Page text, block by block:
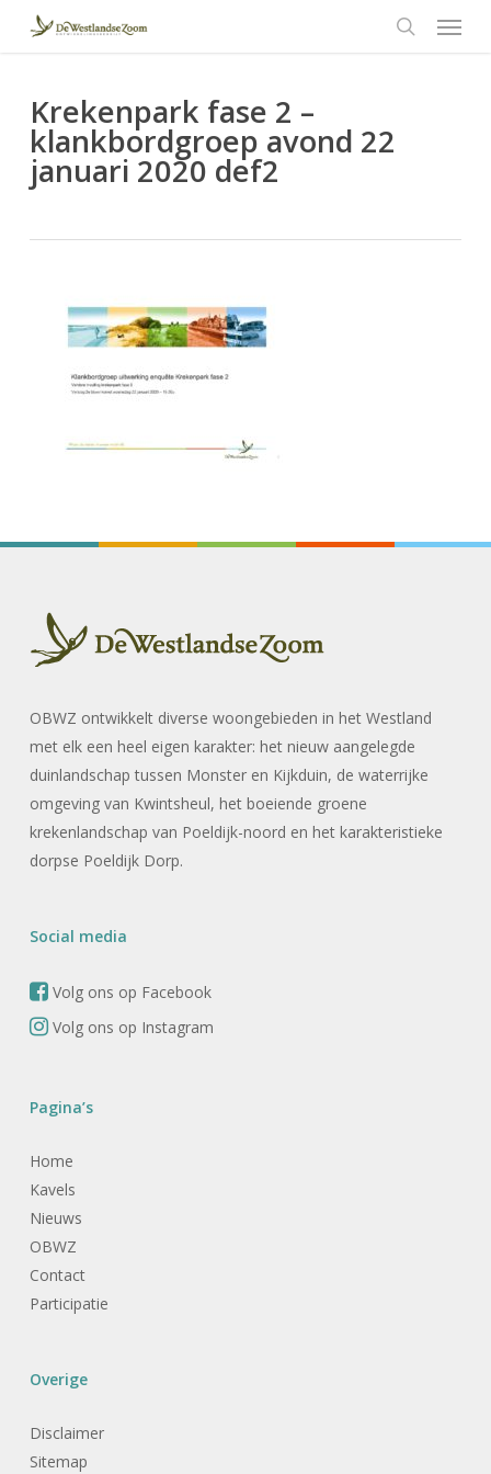
content
Menu
Krekenpark fase 2 –
klankbordgroep avond 22
januari 2020 def2
OBWZ ontwikkelt diverse woongebieden in het Westland
met elk een heel eigen karakter: het nieuw aangelegde
duinlandschap tussen Monster en Kijkduin, de waterrijke
omgeving van Kwintsheul, het boeiende groene
krekenlandschap van Poeldijk-noord en het karakteristieke
dorpse Poeldijk Dorp.
Social media
Volg ons op Facebook
Volg ons op Instagram
Pagina’s
Home
Kavels
Nieuws
OBWZ
Contact
Participatie
Overige
Disclaimer
Sitemap